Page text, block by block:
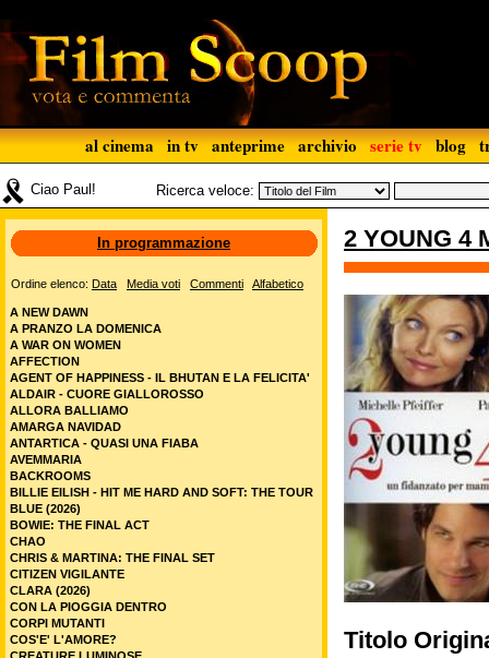
al cinema in tv anteprime archivio serie tv blog
Ciao Paul! Ricerca veloce:
2 YOUNG 4
Ordine elenco:Data Media voti Commenti
A NEW DAWN
A PRANZO LA DOMENICA
A WAR ON WOMEN
AFFECTION
AGENT OF HAPPINESS - IL BHUTAN E LA FELICITA'